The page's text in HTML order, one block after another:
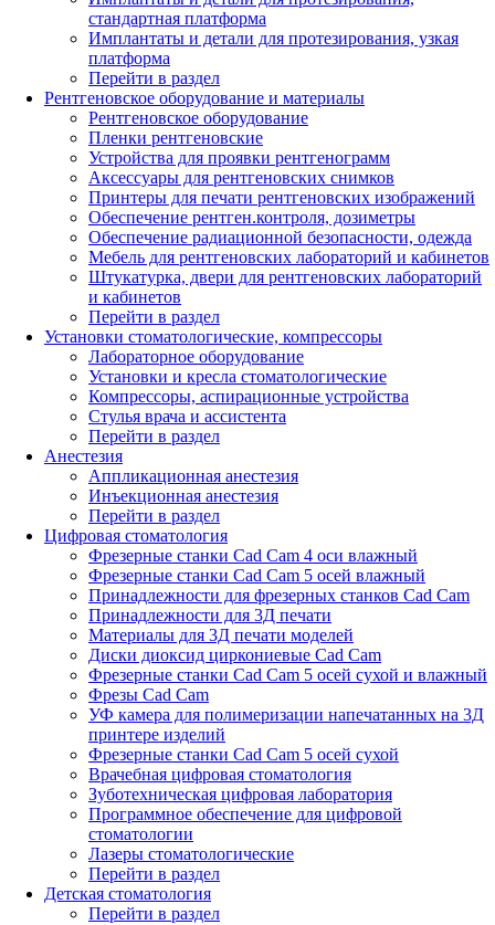
стандартная платформа
Имплантаты и детали для протезирования, узкая
платформа
Перейти в раздел
Рентгеновское оборудование и материалы
Рентгеновское оборудование
Пленки рентгеновские
Устройства для проявки рентгенограмм
Аксессуары для рентгеновских снимков
Принтеры для печати рентгеновских изображений
Обеспечение рентген.контроля, дозиметры
Обеспечение радиационной безопасности, одежда
Мебель для рентгеновских лабораторий и кабинетов
Штукатурка, двери для рентгеновских лабораторий
и кабинетов
Перейти в раздел
Установки стоматологические, компрессоры
Лабораторное оборудование
Установки и кресла стоматологические
Компрессоры, аспирационные устройства
Стулья врача и ассистента
Перейти в раздел
Анестезия
Аппликационная анестезия
Инъекционная анестезия
Перейти в раздел
Цифровая стоматология
Фрезерные станки Cad Cam 4 оси влажный
Фрезерные станки Cad Cam 5 осей влажный
Принадлежности для фрезерных станков Cad Cam
Принадлежности для 3Д печати
Материалы для 3Д печати моделей
Диски диоксид циркониевые Cad Cam
Фрезерные станки Cad Cam 5 осей сухой и влажный
Фрезы Cad Cam
УФ камера для полимеризации напечатанных на 3Д
принтере изделий
Фрезерные станки Cad Cam 5 осей сухой
Врачебная цифровая стоматология
Зуботехническая цифровая лаборатория
Программное обеспечение для цифровой
стоматологии
Лазеры стоматологические
Перейти в раздел
Детская стоматология
Перейти в раздел